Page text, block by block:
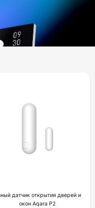
датчик открытия дверей и
окон Aqara P2